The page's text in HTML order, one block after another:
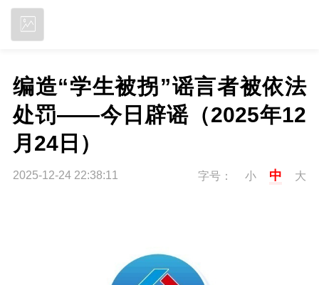
编造“学生被拐”谣言者被依法
处罚——今日辟谣（2025年12
月24日）
2025-12-24 22:38:11 字号： 小 中 大